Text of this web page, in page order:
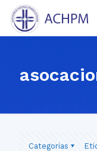
Categorias